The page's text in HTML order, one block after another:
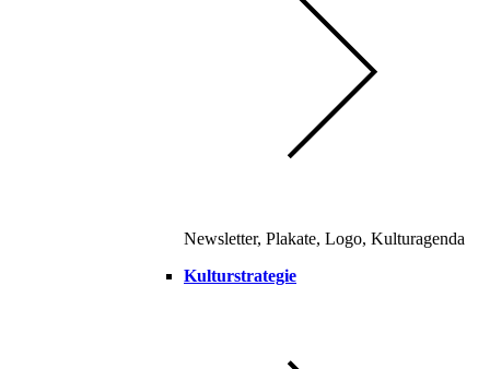
Newsletter, Plakate, Logo, Kulturagenda
Kulturstrategie